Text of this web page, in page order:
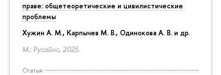
праве: общетеоретические и цивилистические
проблемы
Хужин А. М., Карпычев М. В., Одинокова А. В. и др.
М.: Русайнс, 2025.
Статья